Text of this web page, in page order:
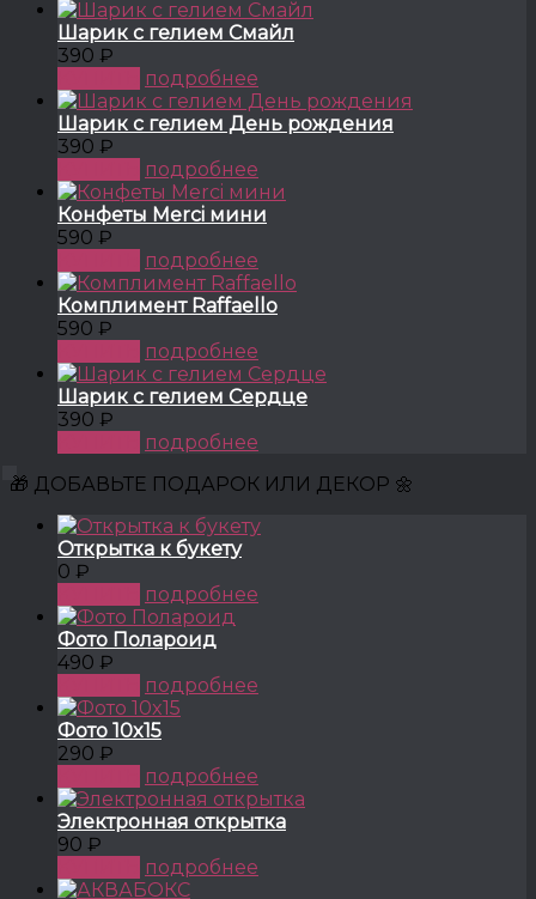
Шарик с гелием Смайл
390 ₽
подробнее
Шарик с гелием День рождения
390 ₽
подробнее
Конфеты Merci мини
590 ₽
подробнее
Комплимент Raffaello
590 ₽
подробнее
Шарик с гелием Сердце
390 ₽
подробнее
🎁 ДОБАВЬТЕ ПОДАРОК ИЛИ ДЕКОР 🌼
Открытка к букету
0 ₽
подробнее
Фото Полароид
490 ₽
подробнее
Фото 10x15
290 ₽
подробнее
Электронная открытка
90 ₽
подробнее